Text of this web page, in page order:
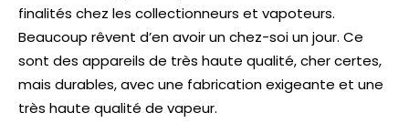
finalités chez les collectionneurs et vapoteurs.
Beaucoup rêvent d’en avoir un chez-soi un jour. Ce
sont des appareils de très haute qualité, cher certes,
mais durables, avec une fabrication exigeante et une
très haute qualité de vapeur.